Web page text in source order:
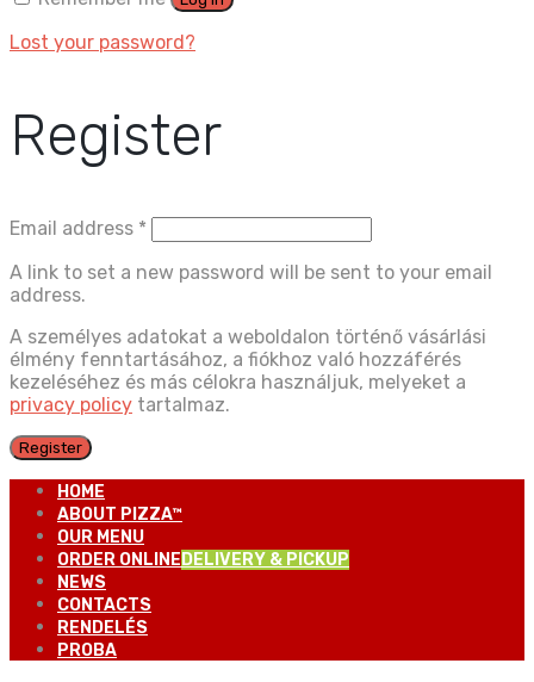
Lost your password?
Register
Email address *
A link to set a new password will be sent to your email
address.
A személyes adatokat a weboldalon történő vásárlási
élmény fenntartásához, a fiókhoz való hozzáférés
kezeléséhez és más célokra használjuk, melyeket a
privacy policy tartalmaz.
Register
HOME
ABOUT PIZZA™
OUR MENU
ORDER ONLINE DELIVERY & PICKUP
NEWS
CONTACTS
RENDELÉS
PROBA